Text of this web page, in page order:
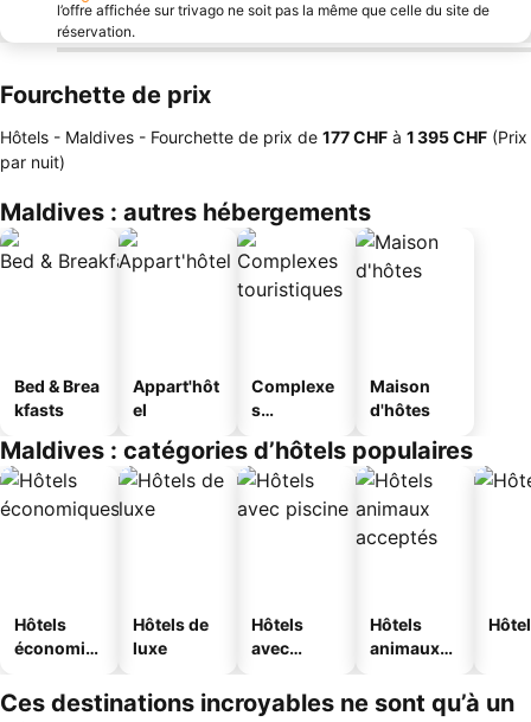
l’offre affichée sur trivago ne soit pas la même que celle du site de
réservation.
Fourchette de prix
Hôtels - Maldives - Fourchette de prix de ‎177 CHF à ‎1 395 CHF (Prix
par nuit)
Maldives : autres hébergements
Bed & Brea
kfasts
Appart'hôt
el
Complexe
s
s
Maison
d'hôtes
Maldives : catégories d’hôtels populaires
Hôtels
économiq
Hôtels de
luxe
Hôtels
avec
Hôtels
animaux
Ces destinations incroyables ne sont qu’à un